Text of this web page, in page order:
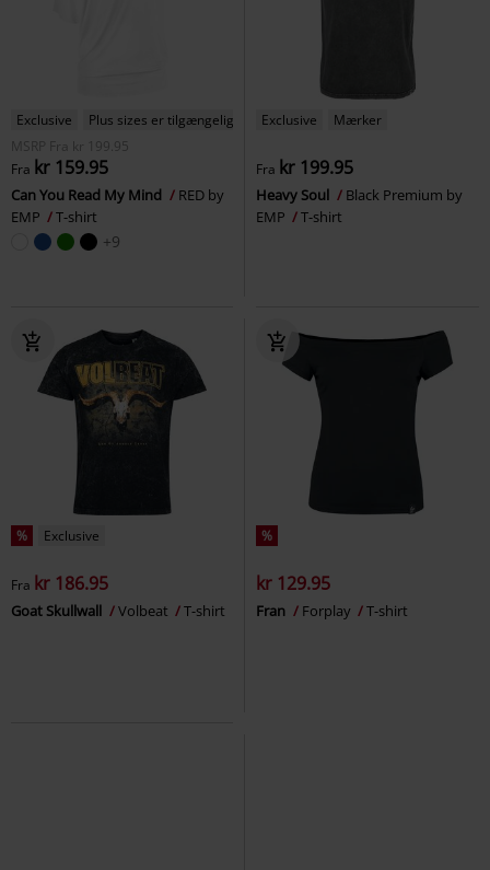
Exclusive
Plus sizes er tilgængelige
MSRP
Fra kr 199.95
Fra kr 159.95
Can You Read My Mind
RED by
EMP
T-shirt
+9
Exclusive Mærker
Fra kr 199.95
Heavy Soul
Black Premium by
EMP
T-shirt
% Exclusive
Fra kr 186.95
Goat Skullwall Volbeat T-shirt
%
kr 129.95
Fran Forplay T-shirt